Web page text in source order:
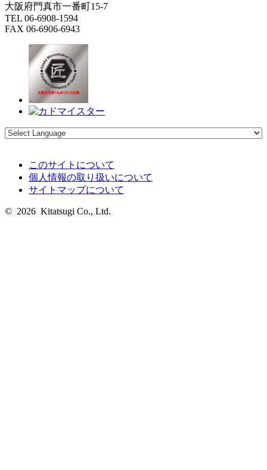
大阪府門真市一番町15-7
TEL 06-6908-1594
FAX 06-6906-6943
このサイトについて
個人情報の取り扱いについて
サイトマップについて
© 2026 Kitatsugi Co., Ltd.